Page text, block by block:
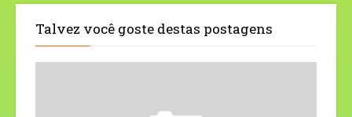
Talvez você goste destas postagens